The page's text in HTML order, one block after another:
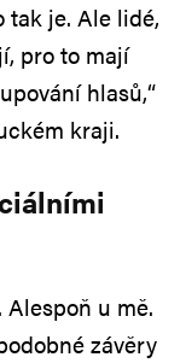
tak je. Ale lidé,
pro to mají
hlasů,“
kraji.
u mě.
závěry